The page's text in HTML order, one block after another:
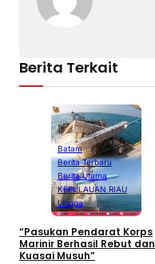
Berita Terkait
Batam
Berita Terbaru
Berita Utama
KEPULAUAN RIAU
Lingga
“Pasukan Pendarat Korps
Marinir Berhasil Rebut dan
Kuasai Musuh”